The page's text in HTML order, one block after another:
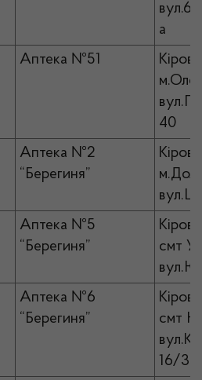
вул.6-
а
Аптека №51
40
Аптека №2
“Берегиня”
Аптека №5
“Берегиня”
смт
Аптека №6
“Берегиня”
смт
16/3